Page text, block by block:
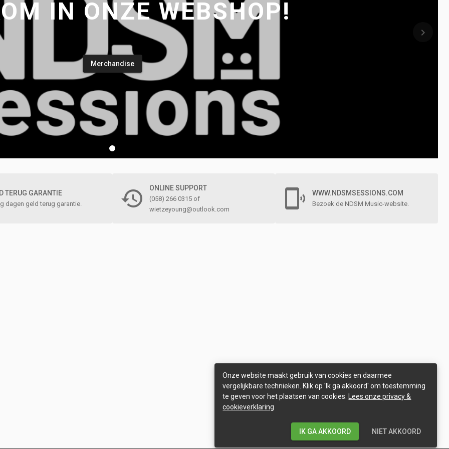
IN ONZE WEBSHOP!
Merchandise
keyboard_arrow_right
TERUG GARANTIE
dagen geld terug garantie.  ONLINE SUPPORT
(058) 266 0315 of
wietzeyoung@outlook.com
 WWW.NDSMSESSIONS.COM
Bezoek de NDSM Music-website.
Onze website maakt gebruik van cookies en daarmee
vergelijkbare technieken. Klik op 'Ik ga akkoord' om toestemming
te geven voor het plaatsen van cookies.
Lees onze privacy &
cookieverklaring
IK GA AKKOORD NIET AKKOORD